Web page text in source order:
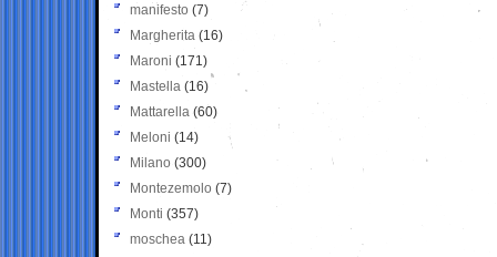
manifesto (7)
Margherita (16)
Maroni (171)
Mastella (16)
Mattarella (60)
Meloni (14)
Milano (300)
Montezemolo (7)
Monti (357)
moschea (11)